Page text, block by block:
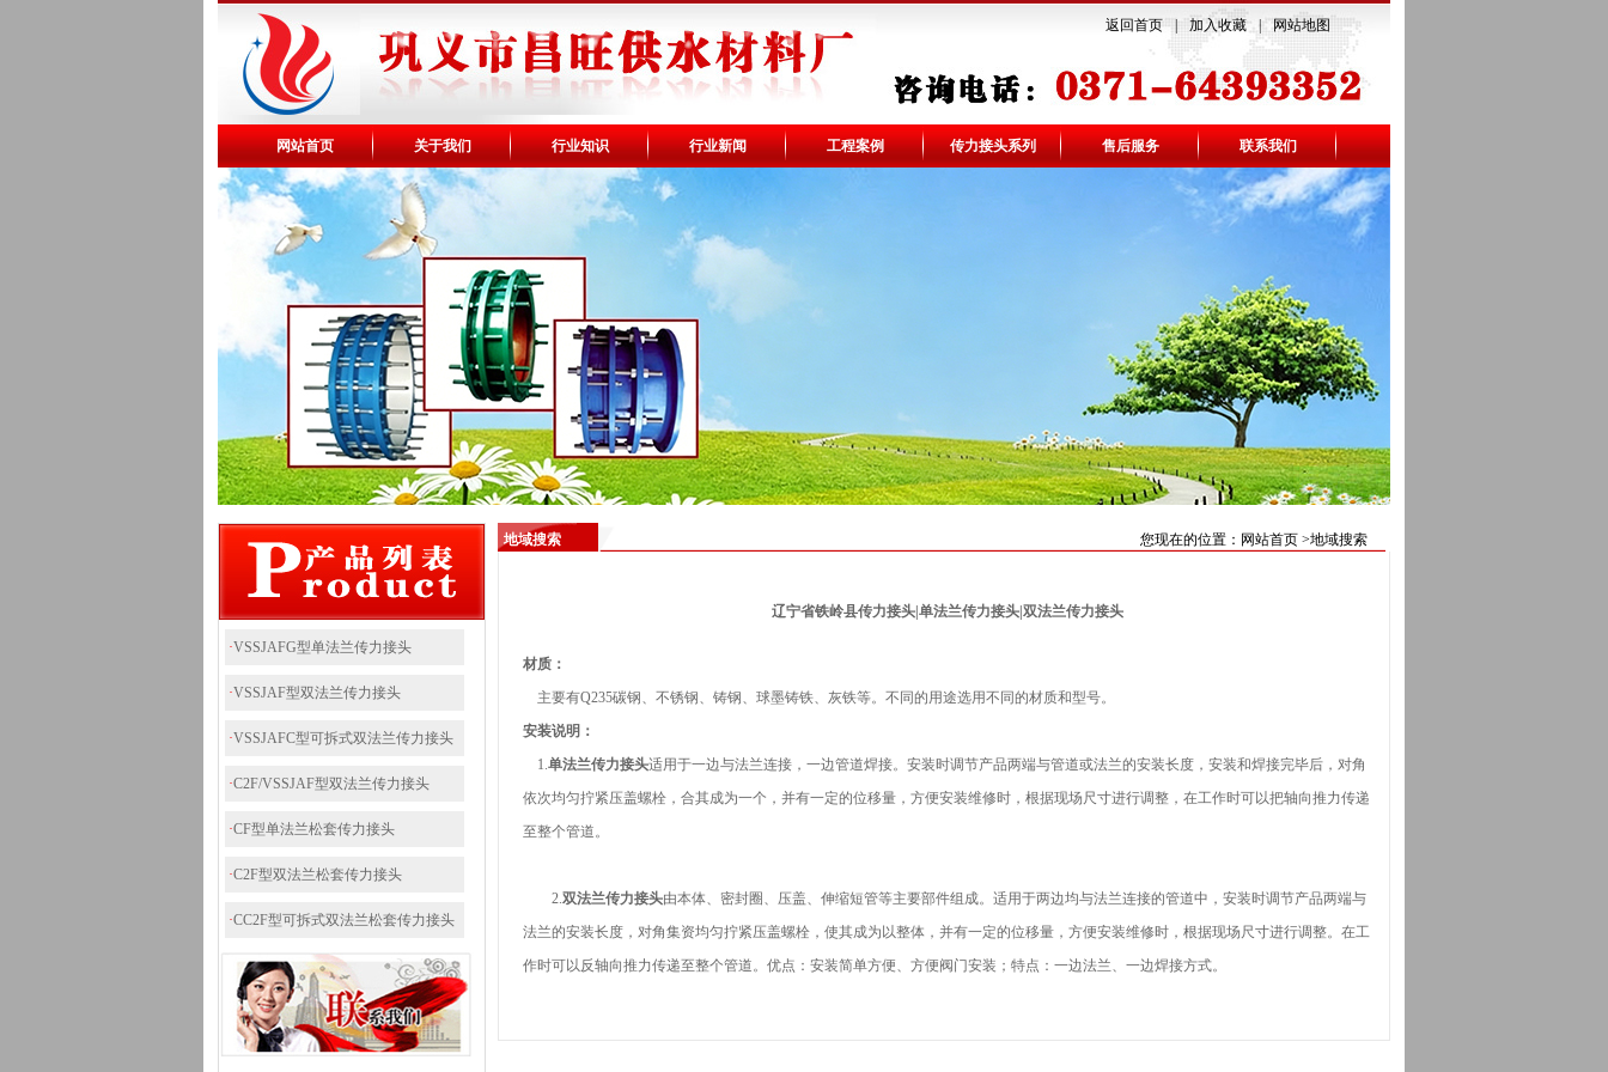
网站地图
加入收藏
返回首页
网站首页 关于我们 行业知识 行业新闻 工程案例 传力接头系列 售后服务 联系我们
·VSSJAFG型单法兰传力接头
·VSSJAF型双法兰传力接头
·VSSJAFC型可拆式双法兰传力接头
·C2F/VSSJAF型双法兰传力接头
·CF型单法兰松套传力接头
·C2F型双法兰松套传力接头
·CC2F型可拆式双法兰松套传力接头
您现在的位置： 网站首页 >地域搜索
地域搜索
辽宁省铁岭县传力接头|单法兰传力接头|双法兰传力接头
材质：
主要有Q235碳钢、不锈钢、铸钢、球墨铸铁、灰铁等。不同的用途选用不同的材质和型号。
安装说明：
1.单法兰传力接头适用于一边与法兰连接，一边管道焊接。安装时调节产品两端与管道或法兰的安装长度，安装和焊接完毕后，对角
依次均匀拧紧压盖螺栓，合其成为一个，并有一定的位移量，方便安装维修时，根据现场尺寸进行调整，在工作时可以把轴向推力传递
至整个管道。
2.双法兰传力接头由本体、密封圈、压盖、伸缩短管等主要部件组成。适用于两边均与法兰连接的管道中，安装时调节产品两端与
法兰的安装长度，对角集资均匀拧紧压盖螺栓，使其成为以整体，并有一定的位移量，方便安装维修时，根据现场尺寸进行调整。在工
作时可以反轴向推力传递至整个管道。优点：安装简单方便、方便阀门安装；特点：一边法兰、一边焊接方式。